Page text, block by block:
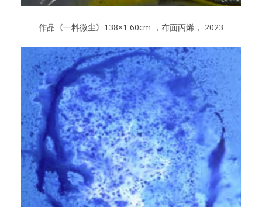
作品《一料微尘》138×1 60cm ，布面丙烯， 2023